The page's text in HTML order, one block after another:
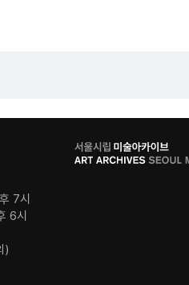
7시
6시
)
로
고